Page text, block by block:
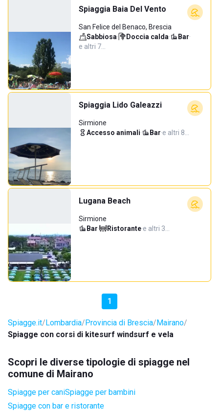
Spiaggia Baia Del Vento
San Felice del Benaco, Brescia
Sabbiosa· Doccia calda· Bar·
e altri 7…
Spiaggia Lido Galeazzi
Sirmione
Accesso animali· Bar·e altri 8…
Lugana Beach
Sirmione
Bar· Ristorante·e altri 3…
1
Spiagge.it Lombardia Provincia di Brescia Mairano
Spiagge con corsi di kitesurf windsurf e vela
Scopri le diverse tipologie di spiagge nel
comune di Mairano
Spiagge per caniSpiagge per bambini
Spiagge con bar e ristorante